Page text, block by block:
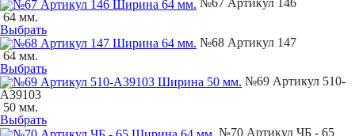
№67 Артикул 146
64 мм.
Выбрать
№68 Артикул 147
64 мм.
Выбрать
№69 Артикул 510-
А39103
50 мм.
Выбрать
№70 Артикул ЧБ - 65